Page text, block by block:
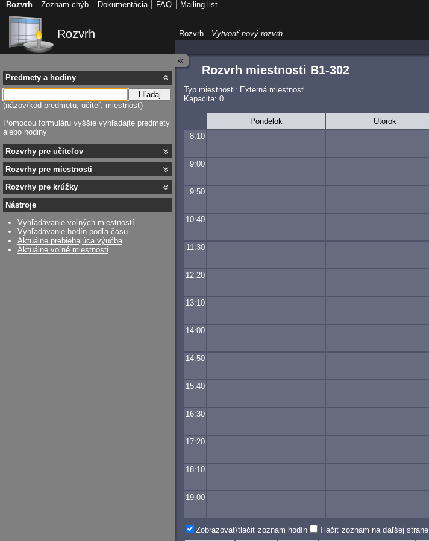
Rozvrh
Rozvrh miestnosti B1-302
Typ miestnosti: Externá miestnosť
Kapacita: 0
Pondelok Utorok
8:10
9:00
9:50
10:40
11:30
12:20
13:10
14:00
14:50
15:40
16:30
17:20
18:10
19:00
Zobrazovať/tlačiť zoznam hodín Tlačiť zoznam na ďaľšej strane
Predmety a hodiny
Hľadaj
(názov/kód predmetu, učiteľ, miestnosť)
Pomocou formuláru vyššie vyhľadajte predmety
alebo hodiny
Rozvrhy pre učiteľov
Rozvrhy pre miestnosti
Rozvrhy pre krúžky
Nástroje
Vyhľadávanie voľných miestností
Vyhľadávanie hodín podľa času
Aktuálne prebiehajúca výučba
Aktuálne voľné miestnosti
Rozvrh
Vytvoriť nový rozvrh
Rozvrh Zoznam chýb Dokumentácia FAQ Mailing list